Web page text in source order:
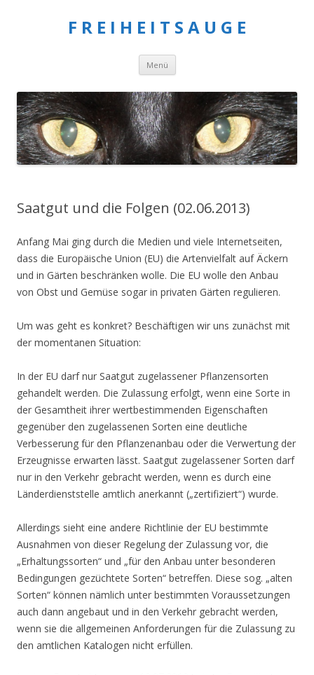
F R E I H E I T S A U G E
Menü Springe
Inhalt
Saatgut und die Folgen (02.06.2013)
Anfang Mai ging durch die Medien und viele Internetseiten,
dass die Europäische Union (EU) die Artenvielfalt auf Äckern
und in Gärten beschränken wolle. Die EU wolle den Anbau
von Obst und Gemüse sogar in privaten Gärten regulieren.
Um was geht es konkret? Beschäftigen wir uns zunächst mit
der momentanen Situation:
In der EU darf nur Saatgut zugelassener Pflanzensorten
gehandelt werden. Die Zulassung erfolgt, wenn eine Sorte in
der Gesamtheit ihrer wertbestimmenden Eigenschaften
gegenüber den zugelassenen Sorten eine deutliche
Verbesserung für den Pflanzenanbau oder die Verwertung der
Erzeugnisse erwarten lässt. Saatgut zugelassener Sorten darf
nur in den Verkehr gebracht werden, wenn es durch eine
Länderdienststelle amtlich anerkannt („zertifiziert“) wurde.
Allerdings sieht eine andere Richtlinie der EU bestimmte
Ausnahmen von dieser Regelung der Zulassung vor, die
„Erhaltungssorten“ und „für den Anbau unter besonderen
Bedingungen gezüchtete Sorten“ betreffen. Diese sog. „alten
Sorten“ können nämlich unter bestimmten Voraussetzungen
auch dann angebaut und in den Verkehr gebracht werden,
wenn sie die allgemeinen Anforderungen für die Zulassung zu
den amtlichen Katalogen nicht erfüllen.